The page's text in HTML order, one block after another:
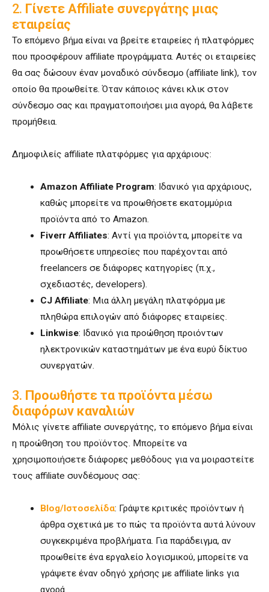
2. Γίνετε Affiliate συνεργάτης μιας
εταιρείας
Το επόμενο βήμα είναι να βρείτε εταιρείες ή πλατφόρμες
που προσφέρουν affiliate προγράμματα. Αυτές οι εταιρείες
θα σας δώσουν έναν μοναδικό σύνδεσμο (affiliate link), τον
οποίο θα προωθείτε. Όταν κάποιος κάνει κλικ στον
σύνδεσμο σας και πραγματοποιήσει μια αγορά, θα λάβετε
προμήθεια.
Δημοφιλείς affiliate πλατφόρμες για αρχάριους:
Amazon Affiliate Program: Ιδανικό για αρχάριους,
καθώς μπορείτε να προωθήσετε εκατομμύρια
προϊόντα από το Amazon.
Fiverr Affiliates: Αντί για προϊόντα, μπορείτε να
προωθήσετε υπηρεσίες που παρέχονται από
freelancers σε διάφορες κατηγορίες (π.χ.,
σχεδιαστές, developers).
CJ Affiliate: Μια άλλη μεγάλη πλατφόρμα με
πληθώρα επιλογών από διάφορες εταιρείες.
Linkwise: Ιδανικό για προώθηση προιόντων
ηλεκτρονικών καταστημάτων με ένα ευρύ δίκτυο
συνεργατών.
3. Προωθήστε τα προϊόντα μέσω
διαφόρων καναλιών
Μόλις γίνετε affiliate συνεργάτης, το επόμενο βήμα είναι
η προώθηση του προϊόντος. Μπορείτε να
χρησιμοποιήσετε διάφορες μεθόδους για να μοιραστείτε
τους affiliate συνδέσμους σας:
Blog/Ιστοσελίδα: Γράψτε κριτικές προϊόντων ή
άρθρα σχετικά με το πώς τα προϊόντα αυτά λύνουν
συγκεκριμένα προβλήματα. Για παράδειγμα, αν
προωθείτε ένα εργαλείο λογισμικού, μπορείτε να
γράψετε έναν οδηγό χρήσης με affiliate links για
αγορά.